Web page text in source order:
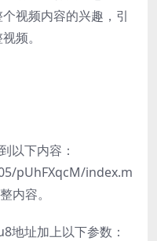
视频内容的兴趣，引
频。
以下内容：
pUhFXqcM/index.m
内容。
地址加上以下参数：